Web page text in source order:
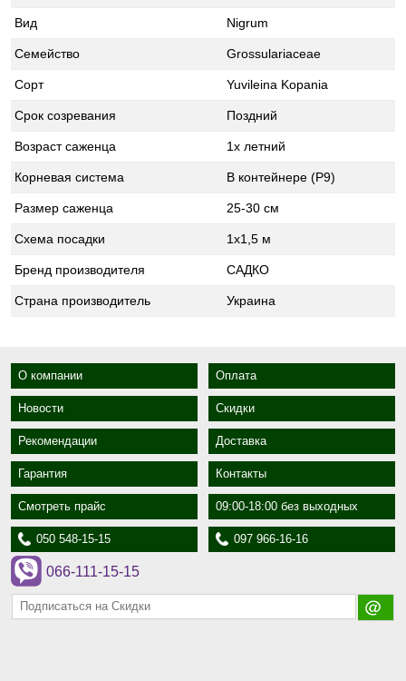
Вид Nigrum
Семейство Grossulariaceae
Сорт Yuvіleina Kopania
Срок созревания Поздний
Возраст саженца 1х летний
Корневая система В контейнере (Р9)
Размер саженца 25-30 см
Схема посадки 1х1,5 м
Бренд производителя САДКО
Страна производитель Украина
О компании Оплата
Новости Скидки
Рекомендации Доставка
Гарантия Контакты
Смотреть прайс 09:00-18:00 без выходных
050 548-15-15 097 966-16-16
066-111-15-15